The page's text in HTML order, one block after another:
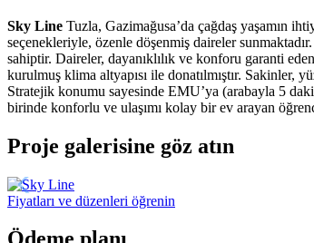
Sky Line Tuzla, Gazimağusa’da çağdaş yaşamın
seçenekleriyle, özenle döşenmiş daireler
sahiptir. Daireler, dayanıklılık ve konforu garanti
kurulmuş klima altyapısı ile donatılmıştır.
Stratejik konumu sayesinde EMU’ya (arabayla 5
birinde konforlu ve ulaşımı kolay bir ev arayan
Proje galerisine göz atın
Fiyatları ve düzenleri öğrenin